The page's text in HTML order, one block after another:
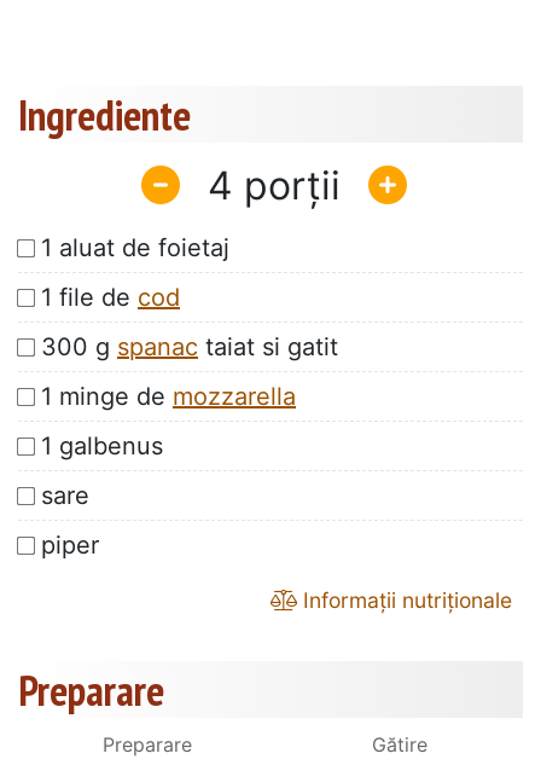
Ingrediente
4
1 aluat de foietaj
1 file de cod
300 g spanac taiat si gatit
1 minge de mozzarella
1 galbenus
sare
piper
Informații nutriționale
Preparare
Preparare
Gătire